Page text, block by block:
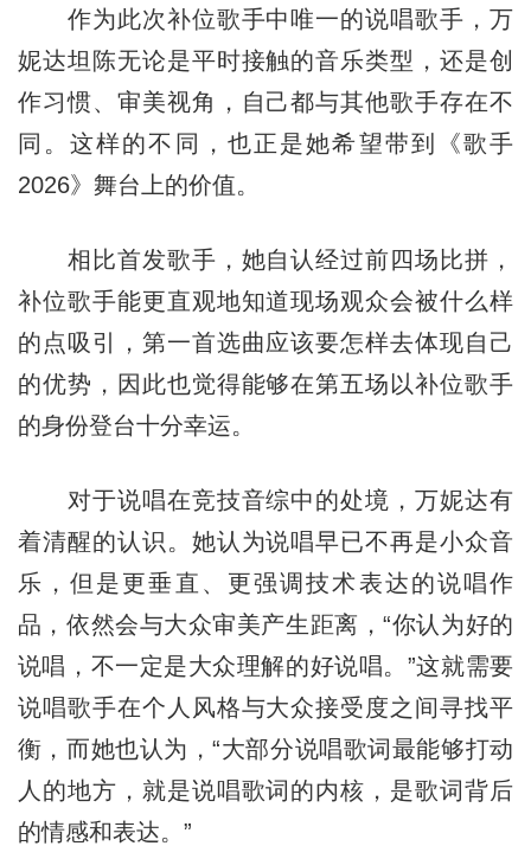
作为此次补位歌手中唯一的说唱歌手，万
妮达坦陈无论是平时接触的音乐类型，还是创
作习惯、审美视角，自己都与其他歌手存在不
同。这样的不同，也正是她希望带到《歌手
2026》舞台上的价值。
相比首发歌手，她自认经过前四场比拼，
补位歌手能更直观地知道现场观众会被什么样
的点吸引，第一首选曲应该要怎样去体现自己
的优势，因此也觉得能够在第五场以补位歌手
的身份登台十分幸运。
对于说唱在竞技音综中的处境，万妮达有
着清醒的认识。她认为说唱早已不再是小众音
乐，但是更垂直、更强调技术表达的说唱作
品，依然会与大众审美产生距离，“你认为好的
说唱，不一定是大众理解的好说唱。”这就需要
说唱歌手在个人风格与大众接受度之间寻找平
衡，而她也认为，“大部分说唱歌词最能够打动
人的地方，就是说唱歌词的内核，是歌词背后
的情感和表达。”